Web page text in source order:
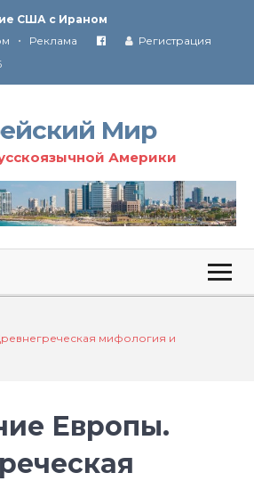
США с Ираном
Революции в Иране
• Реклама
Регистрация
Мир
Америки
мифология и
Европы.